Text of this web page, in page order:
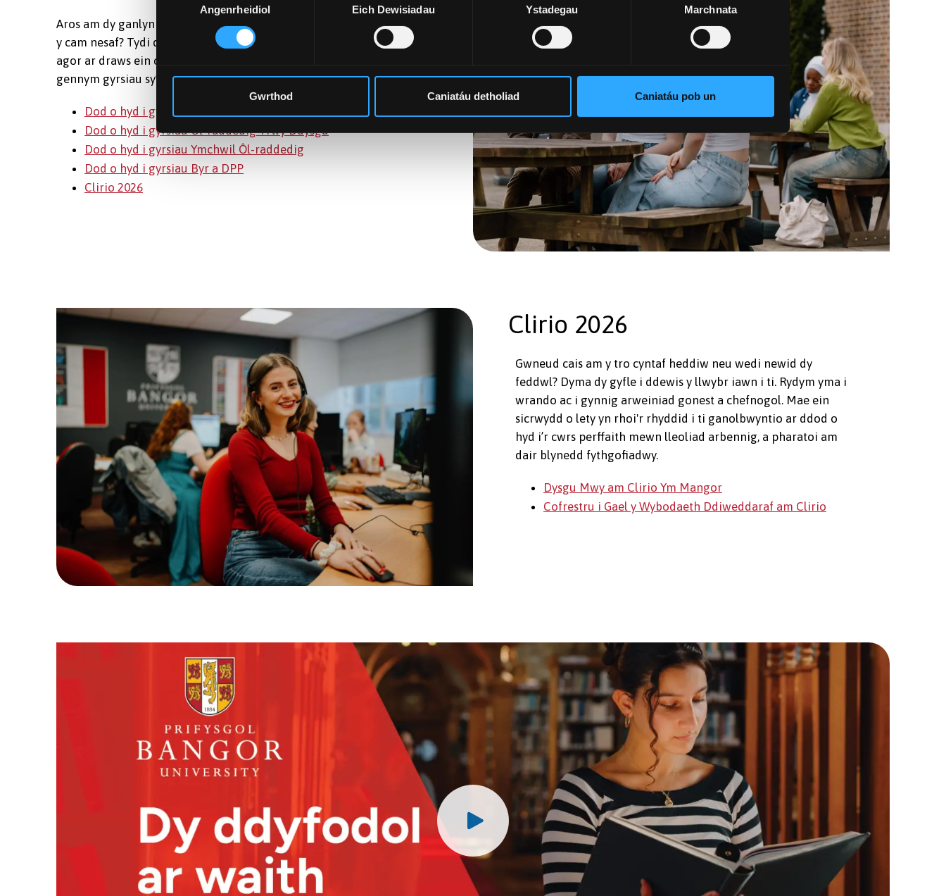
Angenrheidiol Eich Dewisiadau Ystadegau Marchnata
Gwrthod Caniatáu detholiad Caniatáu pob un
Aros am dy ganlyniadau, wedi newid dy feddwl, neu’n barod i gymryd
y cam nesaf? Tydi ddim rhy hwyr i ymuno â ni. Mae ceisiadau’n dal ar
agor ar draws ein cyrsiau israddedig, ôl-raddedig a chyrsiau byr. Mae
gennym gyrsiau sy’n addas i bawb. Gwna gais heddiw.
Dod o hyd i gyrsiau Israddedig
Dod o hyd i gyrsiau Ôl-raddedig Trwy Ddysgu
Dod o hyd i gyrsiau Ymchwil Ôl-raddedig
Dod o hyd i gyrsiau Byr a DPP
Clirio 2026
Clirio 2026
Gwneud cais am y tro cyntaf heddiw neu wedi newid dy
feddwl? Dyma dy gyfle i ddewis y llwybr iawn i ti. Rydym yma i
wrando ac i gynnig arweiniad gonest a chefnogol. Mae ein
sicrwydd o lety yn rhoi'r rhyddid i ti ganolbwyntio ar ddod o
hyd i’r cwrs perffaith mewn lleoliad arbennig, a pharatoi am
dair blynedd fythgofiadwy.
Dysgu Mwy am Clirio Ym Mangor
Cofrestru i Gael y Wybodaeth Ddiweddaraf am Clirio